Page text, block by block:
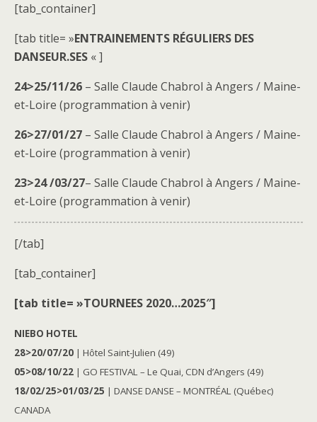
[tab_container]
[tab title= »ENTRAINEMENTS RÉGULIERS DES
DANSEUR.SES « ]
24>25/11/26 – Salle Claude Chabrol à Angers / Maine-
et-Loire (programmation à venir)
26>27/01/27 – Salle Claude Chabrol à Angers / Maine-
et-Loire (programmation à venir)
23>24 /03/27– Salle Claude Chabrol à Angers / Maine-
et-Loire (programmation à venir)
[/tab]
[tab_container]
[tab title= »TOURNEES 2020…2025″]
NIEBO HOTEL
28>20/07/20 | Hôtel Saint-Julien (49)
05>08/10/22 | GO FESTIVAL – Le Quai, CDN d’Angers (49)
18/02/25>01/03/25 | DANSE DANSE – MONTRÉAL (Québec)
CANADA